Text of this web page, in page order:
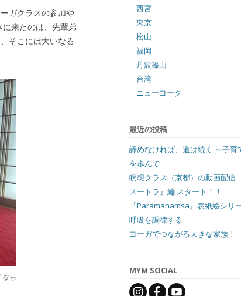
ガクラスの参加や
来たのは、先輩弟
そこには大いなる
なら
西宮
東京
松山
福岡
丹波篠山
台湾
ニューヨーク
最近の投稿
諦めなければ、道は続く ～子育
を歩んで
瞑想クラス（京都）の動画配信
スートラ』編 スタート！！
『Paramahamsa』表紙絵シリ
呼吸を調律する
ヨーガでつながる大きな家族！
MYM SOCIAL